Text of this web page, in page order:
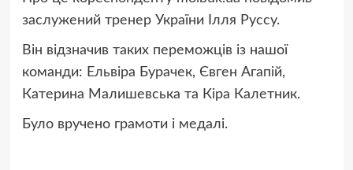
заслужений тренер України Ілля Руссу.
Він відзначив таких переможців із нашої
команди: Ельвіра Бурачек, Євген Агапій,
Катерина Малишевська та Кіра Калетник.
Було вручено грамоти і медалі.